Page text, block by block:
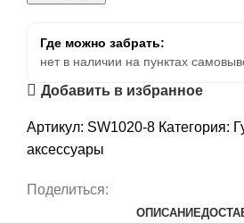
Где можно забрать:
нет в наличии на пунктах
Добавить в избранное
Артикул: SW1020-8 Категория:
аксессуары
Поделиться:
ОПИСАНИЕ